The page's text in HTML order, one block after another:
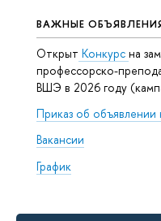
ВАЖНЫЕ
Открыт Конкурс на
профессорско-
ВШЭ в 2026 году
Приказ об объявлении
Вакансии
График